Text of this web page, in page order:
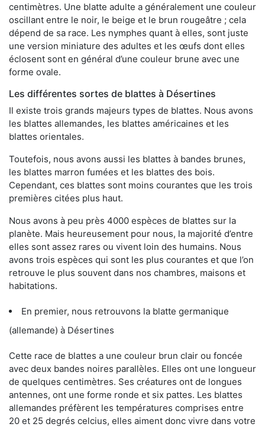
centimètres. Une blatte adulte a généralement une couleur
oscillant entre le noir, le beige et le brun rougeâtre ; cela
dépend de sa race. Les nymphes quant à elles, sont juste
une version miniature des adultes et les œufs dont elles
éclosent sont en général d’une couleur brune avec une
forme ovale.
Les différentes sortes de blattes à Désertines
Il existe trois grands majeurs types de blattes. Nous avons
les blattes allemandes, les blattes américaines et les
blattes orientales.
Toutefois, nous avons aussi les blattes à bandes brunes,
les blattes marron fumées et les blattes des bois.
Cependant, ces blattes sont moins courantes que les trois
premières citées plus haut.
Nous avons à peu près 4000 espèces de blattes sur la
planète. Mais heureusement pour nous, la majorité d’entre
elles sont assez rares ou vivent loin des humains. Nous
avons trois espèces qui sont les plus courantes et que l’on
retrouve le plus souvent dans nos chambres, maisons et
habitations.
En premier, nous retrouvons la blatte germanique
(allemande) à Désertines
Cette race de blattes a une couleur brun clair ou foncée
avec deux bandes noires parallèles. Elles ont une longueur
de quelques centimètres. Ses créatures ont de longues
antennes, ont une forme ronde et six pattes. Les blattes
allemandes préfèrent les températures comprises entre
20 et 25 degrés celcius, elles aiment donc vivre dans votre